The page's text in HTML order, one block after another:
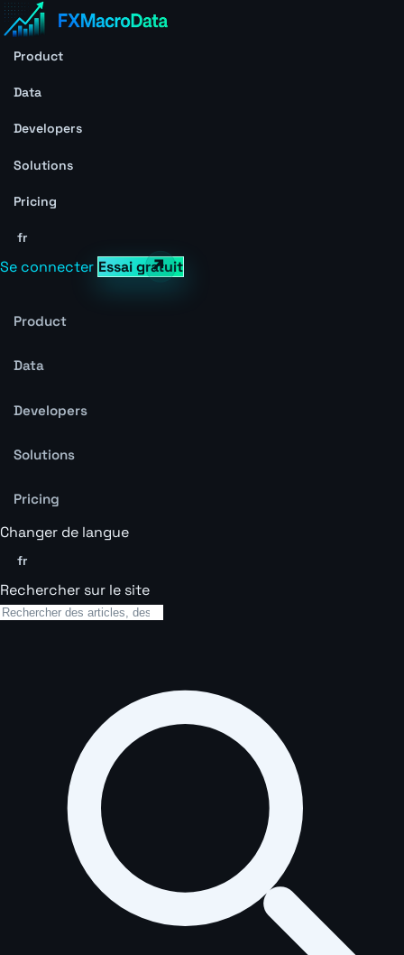
Product
Data
Developers
Solutions
Pricing
fr
Se connecter Essai gratuit
Product
Data
Developers
Solutions
Pricing
Changer de langue
fr
Rechercher sur le site